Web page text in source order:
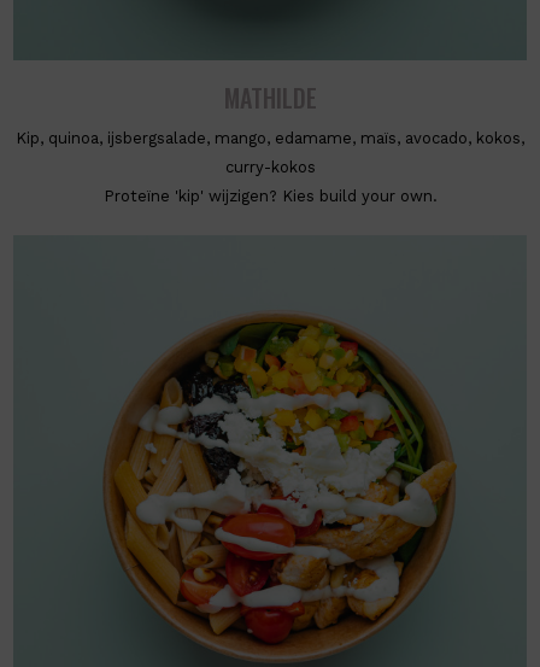
MATHILDE
Kip, quinoa, ijsbergsalade, mango, edamame, maïs, avocado, kokos,
curry-kokos
Proteïne 'kip' wijzigen? Kies build your own.